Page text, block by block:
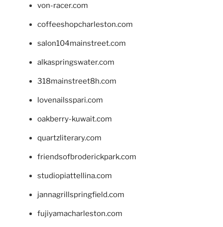
von-racer.com
coffeeshopcharleston.com
salon104mainstreet.com
alkaspringswater.com
318mainstreet8h.com
lovenailsspari.com
oakberry-kuwait.com
quartzliterary.com
friendsofbroderickpark.com
studiopiattellina.com
jannagrillspringfield.com
fujiyamacharleston.com